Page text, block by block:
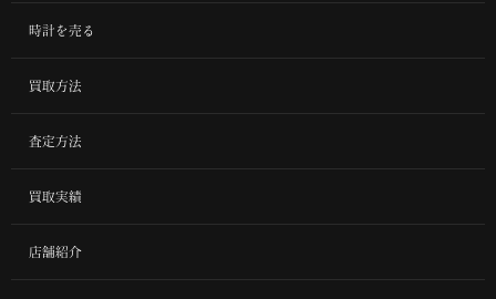
時計を売る
買取方法
査定方法
買取実績
店舗紹介